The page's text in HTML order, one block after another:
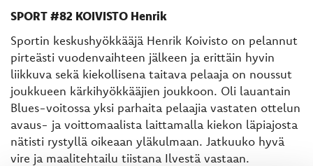
SPORT #82 KOIVISTO Henrik
Sportin keskushyökkääjä Henrik Koivisto on pelannut
pirteästi vuodenvaihteen jälkeen ja erittäin hyvin
liikkuva sekä kiekollisena taitava pelaaja on noussut
joukkueen kärkihyökkääjien joukkoon. Oli lauantain
Blues-voitossa yksi parhaita pelaajia vastaten ottelun
avaus- ja voittomaalista laittamalla kiekon läpiajosta
nätisti rystyllä oikeaan yläkulmaan. Jatkuuko hyvä
vire ja maalitehtailu tiistana Ilvestä vastaan.